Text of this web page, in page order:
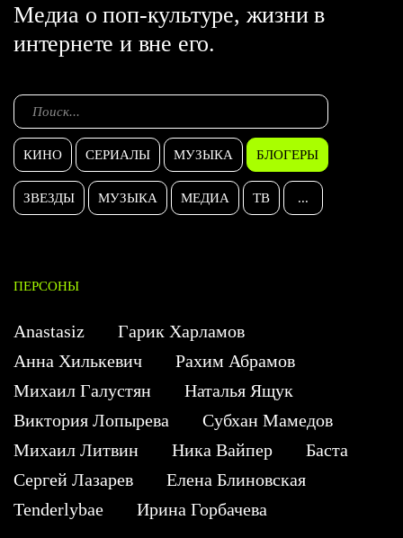
Медиа о поп-культуре, жизни в
интернете и вне его.
КИНО СЕРИАЛЫ МУЗЫКА БЛОГЕРЫ
ЗВЕЗДЫ МУЗЫКА МЕДИА ТВ ...
ПЕРСОНЫ
Anastasiz
Гарик Харламов
Анна Хилькевич
Рахим Абрамов
Михаил Галустян
Наталья Ящук
Виктория Лопырева
Субхан Мамедов
Михаил Литвин
Ника Вайпер
Баста
Сергей Лазарев
Елена Блиновская
Tenderlybae
Ирина Горбачева